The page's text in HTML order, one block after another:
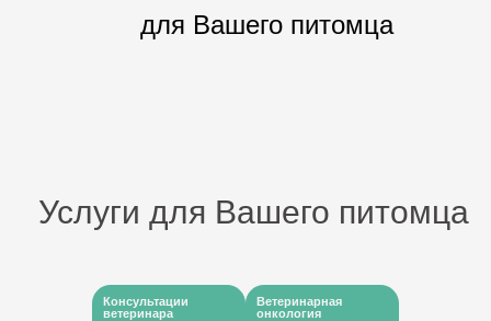
для Вашего питомца
Услуги для Вашего питомца
Консультации
ветеринара
Ветеринарная
онкология